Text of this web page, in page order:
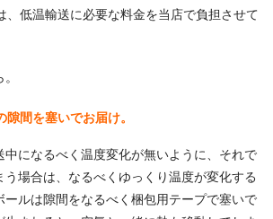
、低温輸送に必要な料金を当店で負担させて
間を塞いでお届け。
中になるべく温度変化が無いように、それで
う場合は、なるべくゆっくり温度が変化する
ールは隙間をなるべく梱包用テープで塞いで